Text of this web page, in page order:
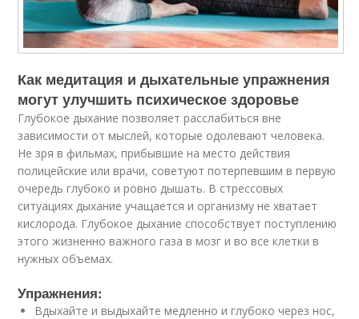
Как медитация и дыхательные упражнения
могут улучшить психическое здоровье
Глубокое дыхание позволяет расслабиться вне
зависимости от мыслей, которые одолевают человека.
Не зря в фильмах, прибывшие на место действия
полицейские или врачи, советуют потерпевшим в первую
очередь глубоко и ровно дышать. В стрессовых
ситуациях дыхание учащается и организму не хватает
кислорода. Глубокое дыхание способствует поступлению
этого жизненно важного газа в мозг и во все клетки в
нужных объемах.
Упражнения:
Вдыхайте и выдыхайте медленно и глубоко через нос,